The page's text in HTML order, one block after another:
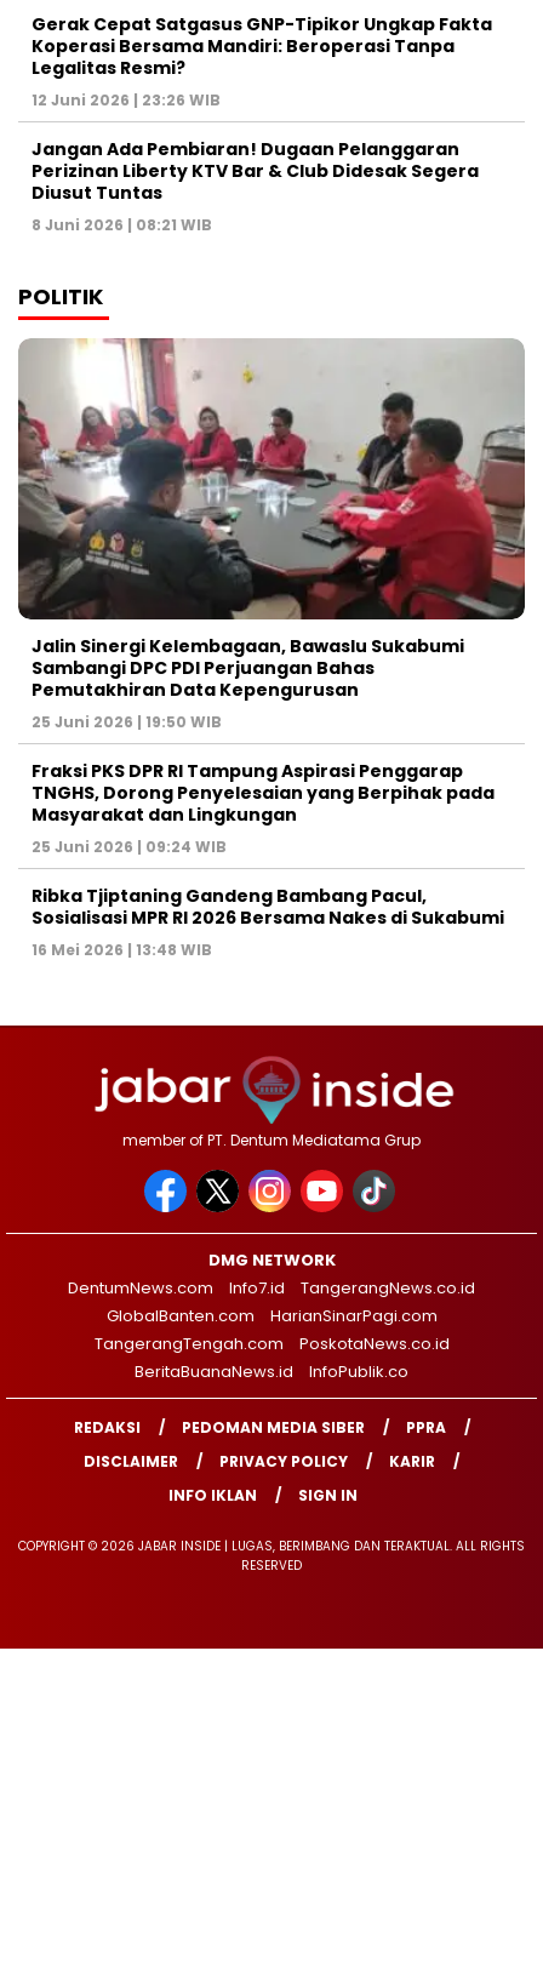
Gerak Cepat Satgasus GNP-Tipikor Ungkap Fakta
Koperasi Bersama Mandiri: Beroperasi Tanpa
Legalitas Resmi?
12 Juni 2026 | 23:26 WIB
Jangan Ada Pembiaran! Dugaan Pelanggaran
Perizinan Liberty KTV Bar & Club Didesak Segera
Diusut Tuntas
8 Juni 2026 | 08:21 WIB
POLITIK
Jalin Sinergi Kelembagaan, Bawaslu Sukabumi
Sambangi DPC PDI Perjuangan Bahas
Pemutakhiran Data Kepengurusan
25 Juni 2026 | 19:50 WIB
‎Fraksi PKS DPR RI Tampung Aspirasi Penggarap
TNGHS, Dorong Penyelesaian yang Berpihak pada
Masyarakat dan Lingkungan‎
25 Juni 2026 | 09:24 WIB
Ribka Tjiptaning Gandeng Bambang Pacul,
Sosialisasi MPR RI 2026 Bersama Nakes di Sukabumi
16 Mei 2026 | 13:48 WIB
member of PT. Dentum Mediatama Grup
DMG NETWORK
DentumNews.com
Info7.id
TangerangNews.co.id
GlobalBanten.com
HarianSinarPagi.com
TangerangTengah.com
PoskotaNews.co.id
BeritaBuanaNews.id
InfoPublik.co
REDAKSI PEDOMAN MEDIA SIBER
PPRA
DISCLAIMER
PRIVACY POLICY
KARIR
INFO IKLAN
SIGN IN
COPYRIGHT © 2026 JABAR INSIDE | LUGAS, BERIMBANG DAN TERAKTUAL. ALL RIGHTS
RESERVED